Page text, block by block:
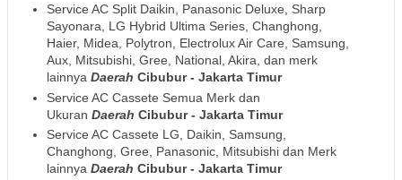
Service AC Split Daikin, Panasonic Deluxe, Sharp
Sayonara, LG Hybrid Ultima Series, Changhong,
Haier, Midea, Polytron, Electrolux Air Care, Samsung,
Aux, Mitsubishi, Gree, National, Akira, dan merk
lainnya Daerah Cibubur - Jakarta Timur
Service AC Cassete Semua Merk dan
Ukuran Daerah Cibubur - Jakarta Timur
Service AC Cassete LG, Daikin, Samsung,
Changhong, Gree, Panasonic, Mitsubishi dan Merk
lainnya Daerah Cibubur - Jakarta Timur